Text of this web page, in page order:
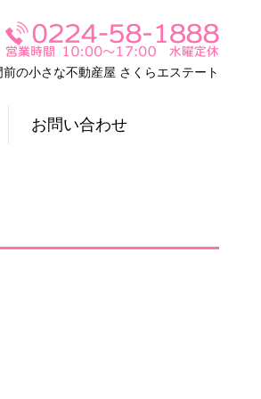
の小さな不動産屋 さくらエステート
お問い合わせ